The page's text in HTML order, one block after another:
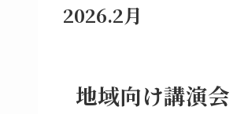
2026.2月
地域向け講演